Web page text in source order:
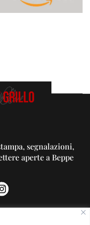
segnalazioni,
aperte a Beppe
PUBBLICITA'